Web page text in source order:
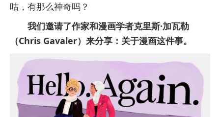
咕，有那么神奇吗？
我们邀请了作家和漫画学者克里斯·加瓦勒
（Chris Gavaler）来分享：关于漫画这件事。